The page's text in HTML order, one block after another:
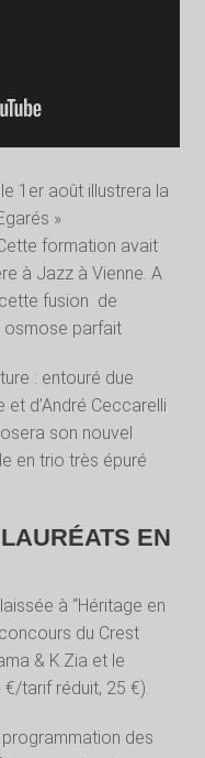
1er août illustrera la
»
formation avait
à Jazz à Vienne. A
fusion de
osmose parfait
: entouré due
d’André Ceccarelli
son nouvel
en trio très épuré
EN
à “Héritage en
du Crest
& K.Zia et le
€/tarif réduit, 25 €).
des